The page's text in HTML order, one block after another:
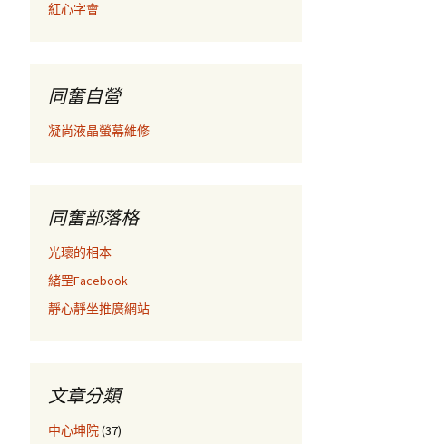
紅心字會
同奮自營
凝尚液晶螢幕維修
同奮部落格
光瓌的相本
緒罡Facebook
靜心靜坐推廣網站
文章分類
中心坤院(37)